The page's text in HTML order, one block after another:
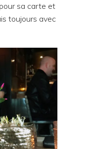
sa carte et
toujours avec